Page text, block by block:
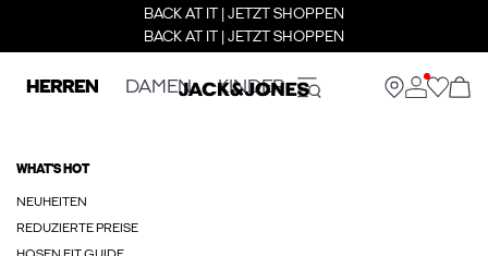
BACK AT IT | JETZT SHOPPEN
BACK AT IT | JETZT SHOPPEN
HERREN DAMEN KINDER
WHAT'S HOT
NEUHEITEN
REDUZIERTE PREISE